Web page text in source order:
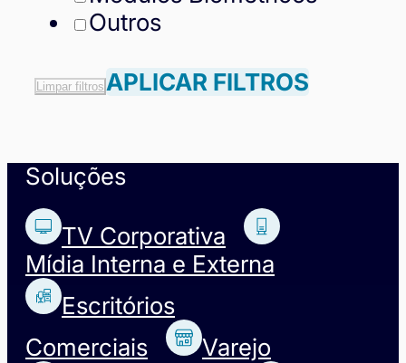
Outros
Limpar filtros APLICAR FILTROS
Soluções
TV Corporativa
Mídia Interna e Externa
Escritórios
Comerciais
Varejo